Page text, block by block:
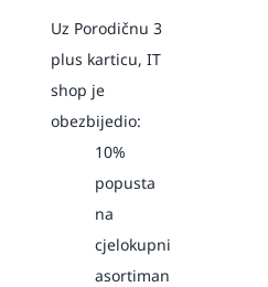
Uz Porodičnu 3
plus karticu, IT
shop je
obezbijedio:
10%
popusta
na
cjelokupni
asortiman